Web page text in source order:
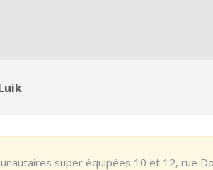
super équipées 10 et 12, rue